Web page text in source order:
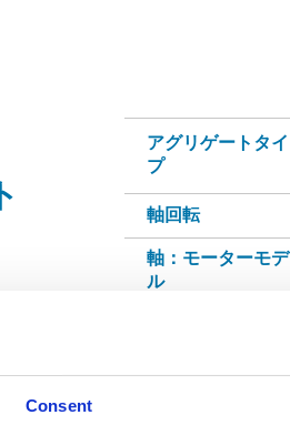
Consent
アグリゲートタイ
プ
軸回転
軸：モーターモデ
ル